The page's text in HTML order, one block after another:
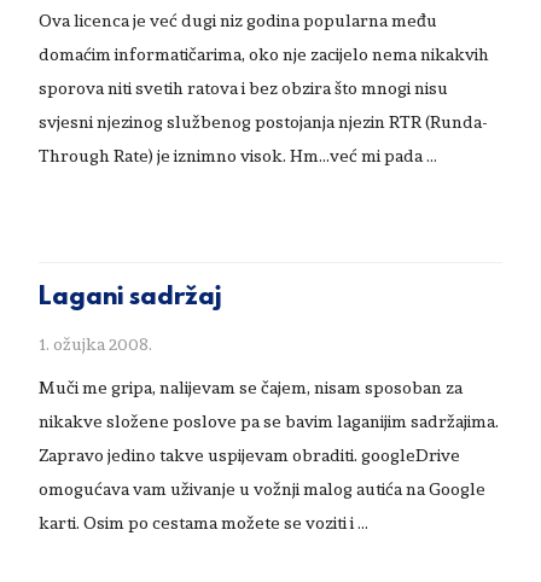
Ova licenca je već dugi niz godina popularna među
domaćim informatičarima, oko nje zacijelo nema nikakvih
sporova niti svetih ratova i bez obzira što mnogi nisu
svjesni njezinog službenog postojanja njezin RTR (Runda-
Through Rate) je iznimno visok. Hm...već mi pada …
Lagani sadržaj
1. ožujka 2008.
Muči me gripa, nalijevam se čajem, nisam sposoban za
nikakve složene poslove pa se bavim laganijim sadržajima.
Zapravo jedino takve uspijevam obraditi. googleDrive
omogućava vam uživanje u vožnji malog autića na Google
karti. Osim po cestama možete se voziti i …